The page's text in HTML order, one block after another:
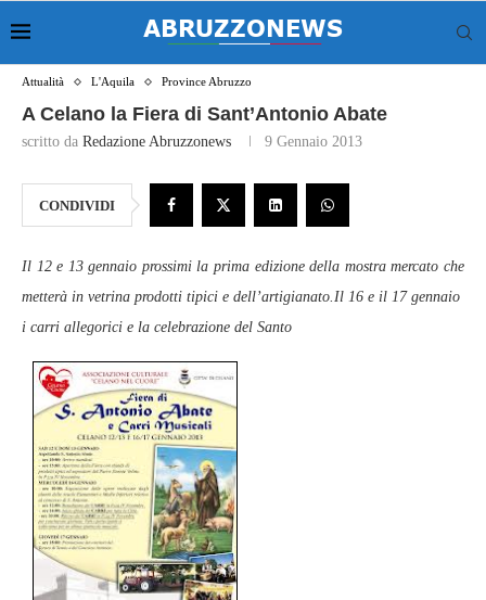
Attualità L'Aquila Province Abruzzo
A Celano la Fiera di Sant’Antonio Abate
scritto da Redazione Abruzzonews 9 Gennaio 2013
CONDIVIDI
Il 12 e 13 gennaio prossimi la prima edizione della mostra mercato che
metterà in vetrina prodotti tipici e dell’artigianato.Il 16 e il 17 gennaio
i carri allegorici e la celebrazione del Santo